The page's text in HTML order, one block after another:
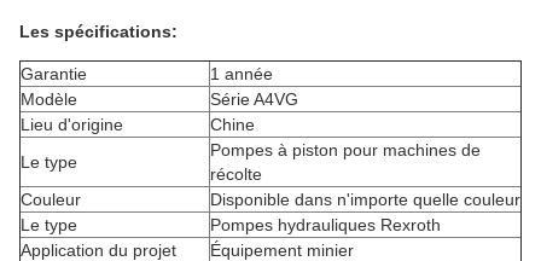
Les spécifications:
Garantie
1 année
Modèle
Série A4VG
Lieu d'origine
Chine
Le type
Pompes à piston pour machines de
récolte
Couleur
Disponible dans n'importe quelle couleur
Le type
Pompes hydrauliques Rexroth
Application du projet
Équipement minier